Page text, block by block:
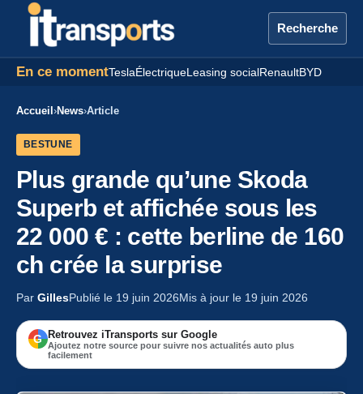
Recherche
En ce momentTeslaÉlectriqueLeasing socialRenaultBYD
Accueil ›News›Article
BESTUNE
Plus grande qu’une Skoda
Superb et affichée sous les
22 000 € : cette berline de 160
ch crée la surprise
Par GillesPublié le 19 juin 2026Mis à jour le 19 juin 2026
G Retrouvez iTransports sur Google
Ajoutez notre source pour suivre nos actualités auto plus
facilement